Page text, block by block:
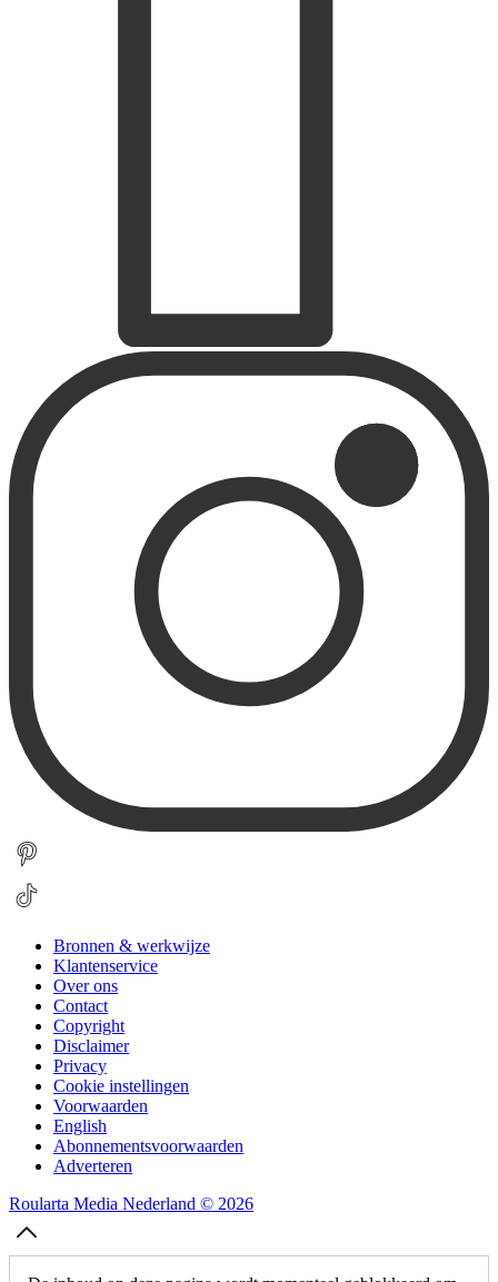
Bronnen & werkwijze
Klantenservice
Over ons
Contact
Copyright
Disclaimer
Privacy
Cookie instellingen
Voorwaarden
English
Abonnementsvoorwaarden
Adverteren
Roularta Media Nederland © 2026